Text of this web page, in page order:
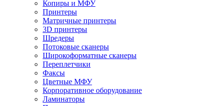
Копиры и МФУ
Принтеры
Матричные принтеры
3D принтеры
Шредеры
Потоковые сканеры
Широкоформатные сканеры
Переплетчики
Факсы
Цветные МФУ
Корпоративное оборудование
Ламинаторы